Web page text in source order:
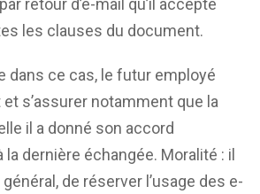
retour d’e-mail qu’il accepte
les clauses du document.
dans ce cas, le futur employé
s’assurer notamment que la
il a donné son accord
dernière échangée. Moralité : il
de réserver l’usage des e-